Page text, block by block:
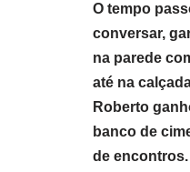
O tempo
conversar,
na parede
até na
Roberto
banco de
de